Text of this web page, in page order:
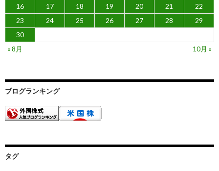
16
17 18 19 20 21
22
23
24 25 26 27 28
29
30
« 8月
10月 »
ブログランキング
タグ